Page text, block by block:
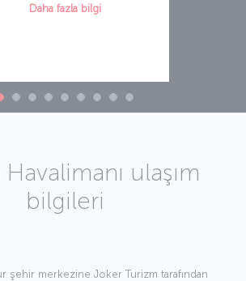
Daha fazla bilgi
ulaşım
bilgileri
şehir merkezine Joker Turizm tarafından